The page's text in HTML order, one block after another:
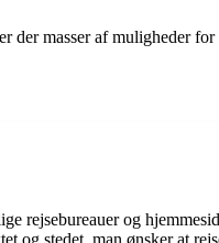
der masser af
rejsebureauer og
og stedet, man ønsker at